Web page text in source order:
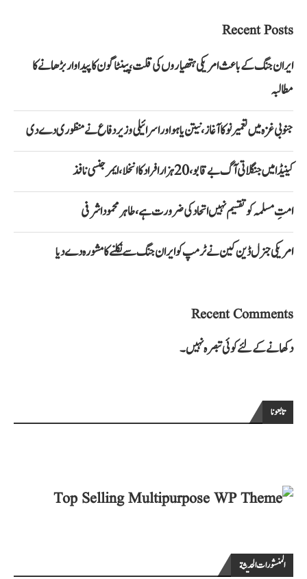
Recent Posts
ایران جنگ کے باعث امریکی ہتھیاروں کی قلت، پینٹاگون کا پیداوار بڑھانے کا
مطالبہ
جنوبی غزہ میں تعمیر نو کا آغاز، نیتن یاہو اور اسرائیلی وزیر دفاع نے منظوری دے دی
کینیڈا میں جنگلاتی آگ بے قابو، 20 ہزار افراد کا انخلا، ایمرجنسی نافذ
امتِ مسلمہ کو تقسیم نہیں اتحاد کی ضرورت ہے، طاہر محمود اشرفی
امریکی جنرل ڈین کین نے ٹرمپ کو ایران جنگ سے نکلنے کا مشورہ دے دیا
Recent Comments
دکھانے کے لئے کوئی تبصرہ نہیں۔
تابعونا
المنشورات الحديثة